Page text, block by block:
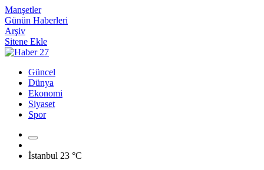
Manşetler
Günün Haberleri
Arşiv
Sitene Ekle
Güncel
Dünya
Ekonomi
Siyaset
Spor
İstanbul 23 °C